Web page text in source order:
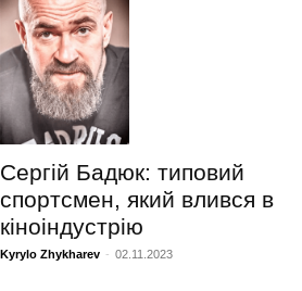
Сергій Бадюк: типовий
спортсмен, який влився в
кіноіндустрію
Kyrylo Zhykharev - 02.11.2023